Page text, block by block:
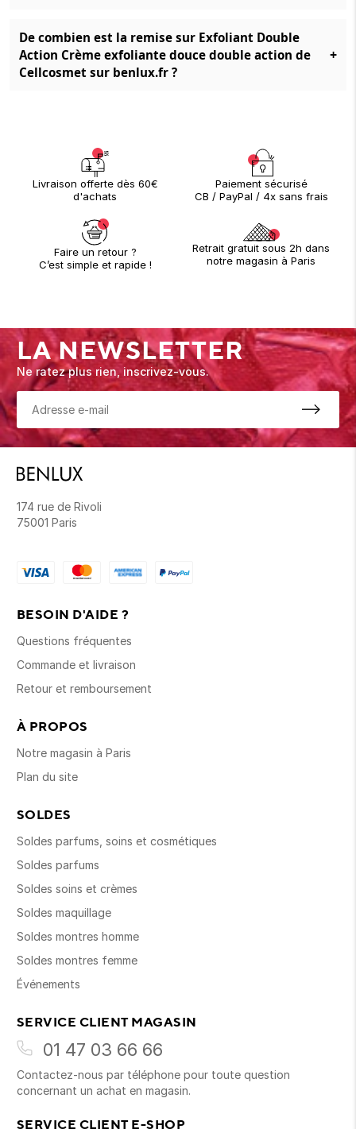
De combien est la remise sur Exfoliant Double
Action Crème exfoliante douce double action de
Cellcosmet sur benlux.fr ?
+
Livraison offerte dès 60€
d'achats
Paiement sécurisé
CB / PayPal / 4x sans frais
Faire un retour ?
C’est simple et rapide !
Retrait gratuit sous 2h dans
notre magasin à Paris
LA NEWSLETTER
Ne ratez plus rien, inscrivez-vous.
174 rue de Rivoli
75001 Paris
BESOIN D'AIDE ?
Questions fréquentes
Commande et livraison
Retour et remboursement
À PROPOS
Notre magasin à Paris
Plan du site
SOLDES
Soldes parfums, soins et cosmétiques
Soldes parfums
Soldes soins et crèmes
Soldes maquillage
Soldes montres homme
Soldes montres femme
Événements
SERVICE CLIENT MAGASIN
01 47 03 66 66
Contactez-nous par téléphone pour toute question
concernant un achat en magasin.
SERVICE CLIENT E-SHOP